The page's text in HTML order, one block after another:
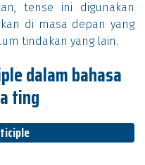
tense ini digunakan
di masa depan yang
tindakan yang lain.
dalam bahasa
ting